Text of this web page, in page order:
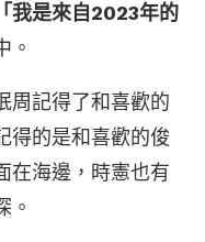
「我是來自2023年的
。
周記得了和喜歡的
得的是和喜歡的俊
在海邊，時憲也有
。